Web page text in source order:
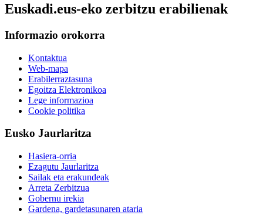
Euskadi.eus-eko zerbitzu erabilienak
Informazio orokorra
Kontaktua
Web-mapa
Erabilerraztasuna
Egoitza Elektronikoa
Lege informazioa
Cookie politika
Eusko Jaurlaritza
Hasiera-orria
Ezagutu Jaurlaritza
Sailak eta erakundeak
Arreta Zerbitzua
Gobernu irekia
Gardena, gardetasunaren ataria